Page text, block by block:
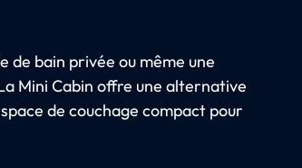
de bain privée ou même une
Mini Cabin offre une alternative
de couchage compact pour